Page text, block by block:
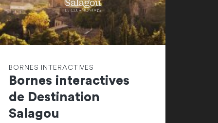
BORNES INTERACTIVES
Bornes interactives
de Destination
Salagou